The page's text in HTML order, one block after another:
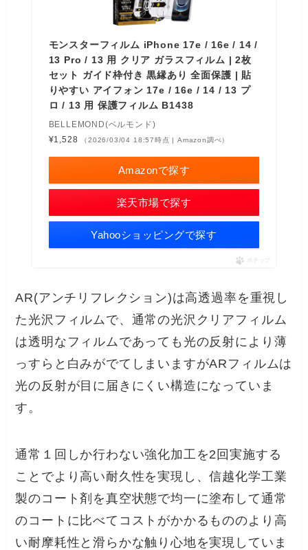
モンスターフィルム iPhone 17e / 16e / 14 /
13 Pro / 13 用 クリア ガラスフィルム | 2枚
セット ガイド枠付き 黒縁あり 全面保護 | 貼
りやすい アイフォン 17e / 16e / 14 / 13 プ
ロ / 13 用 保護フィルム B1438
BELLEMOND(ベルモンド)
¥1,528
（2026/03/04 18:57時点 | Amazon調べ）
Amazonで探す
楽天市場で探す
Yahooショッピングで探す
ポチップ
AR(アンチリフレクション)は高透過率を重視し
た光沢フィルムで、通常の光沢クリアフィルム
は透明なフィルムであっても光の反射により薄
っすらと白みがでてしまいますがARフィルムは
光の反射が目に届きにくい構造になっていま
す。
通常１回しか行わない強化加工を2回実施する
ことでより高い耐久性を実現し、信越化学工業
製のコート剤を真空状態で均一に塗布して通常
のコートに比べてコストがかかるもののより高
い耐摩耗性と滑らかな触り心地を実現していま